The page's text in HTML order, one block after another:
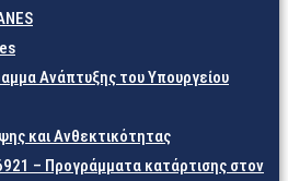
Ανάπτυξης του Υπουργείου
και Ανθεκτικότητας
– Προγράμματα κατάρτισης στον